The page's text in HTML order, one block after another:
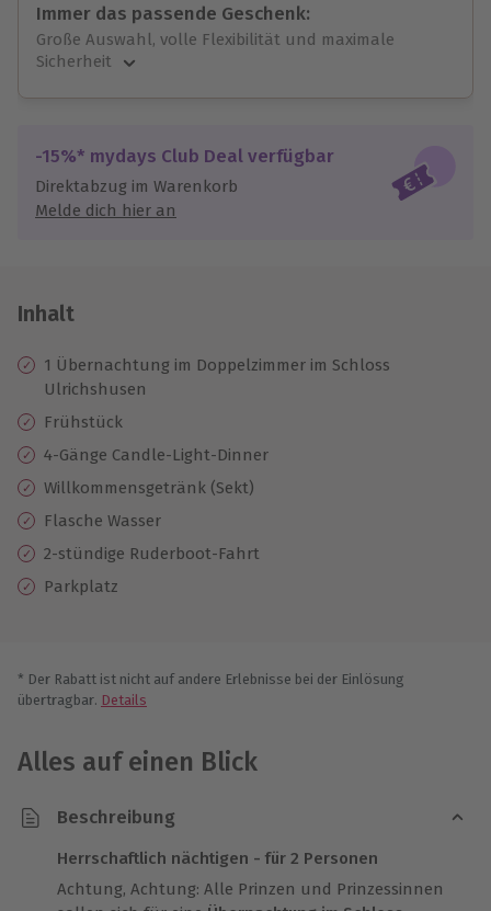
Immer das passende Geschenk:
Große Auswahl, volle Flexibilität und maximale
Sicherheit
Jeder Gutschein für alle Erlebnisse einlösbar.
Maximale Sicherheit
10 Jahre gültig & verlängerbar.
-15%* mydays Club Deal verfügbar
Direktabzug im Warenkorb
Melde dich hier an
Inhalt
1 Übernachtung im Doppelzimmer im Schloss
Ulrichshusen
Frühstück
4-Gänge Candle-Light-Dinner
Willkommensgetränk (Sekt)
Flasche Wasser
2-stündige Ruderboot-Fahrt
Parkplatz
* Der Rabatt ist nicht auf andere Erlebnisse bei der Einlösung
übertragbar. Details
Alles auf einen Blick
Beschreibung
Herrschaftlich nächtigen - für 2 Personen
Achtung, Achtung: Alle Prinzen und Prinzessinnen